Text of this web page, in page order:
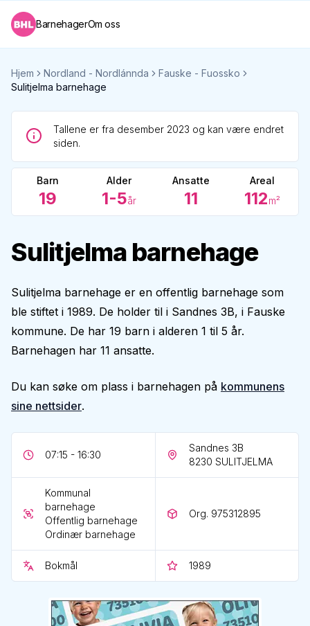
BarnehagerOm oss
Hjem Nordland - Nordlánnda
Fauske - Fuossko
Sulitjelma barnehage
Tallene er fra desember 2023 og kan være endret
siden.
Barn
19
Alder
1-5år
Ansatte
11
Areal
112m²
Sulitjelma barnehage
Sulitjelma barnehage er en offentlig barnehage som
ble stiftet i 1989. De holder til i Sandnes 3B, i Fauske
kommune. De har 19 barn i alderen 1 til 5 år.
Barnehagen har 11 ansatte.
Du kan søke om plass i barnehagen på kommunens
sine nettsider.
07:15 - 16:30
Sandnes 3B
8230 SULITJELMA
Kommunal
barnehage
Offentlig barnehage
Ordinær barnehage
Org. 975312895
Bokmål 1989